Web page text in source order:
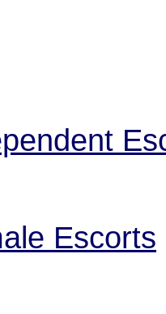
Escorts